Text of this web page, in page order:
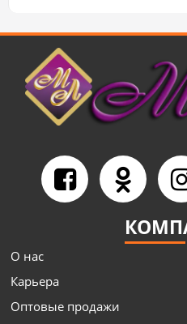
О нас
Карьера
Оптовые продажи